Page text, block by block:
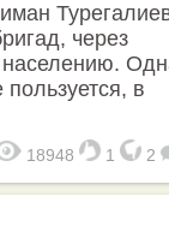
через
в
18948 1 2